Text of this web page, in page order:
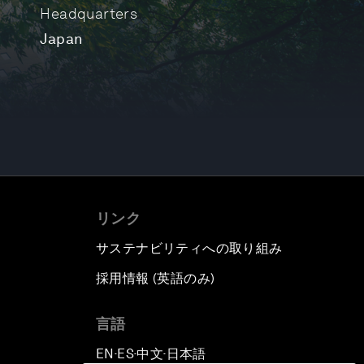
Headquarters
Japan
リンク
サステナビリティへの取り組み
採用情報 (英語のみ)
言語
EN ▪ES▪中文▪ 日本語